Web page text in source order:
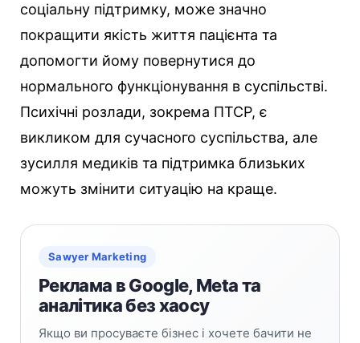
соціальну підтримку, може значно
покращити якість життя пацієнта та
допомогти йому повернутися до
нормального функціонування в суспільстві.
Психічні розлади, зокрема ПТСР, є
викликом для сучасного суспільства, але
зусилля медиків та підтримка близьких
можуть змінити ситуацію на краще.
Sawyer Marketing
Реклама в Google, Meta та
аналітика без хаосу
Якщо ви просуваєте бізнес і хочете бачити не